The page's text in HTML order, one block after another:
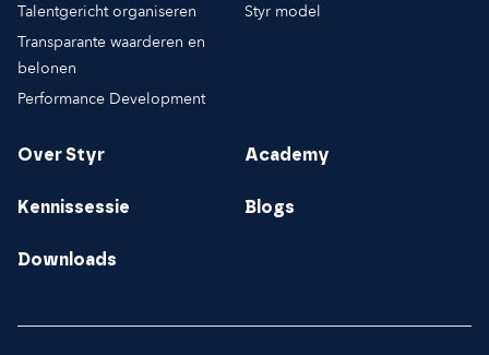
Talentgericht organiseren
Transparante waarderen en
belonen
Performance Development
Styr model
Over Styr Academy
Kennissessie Blogs
Downloads